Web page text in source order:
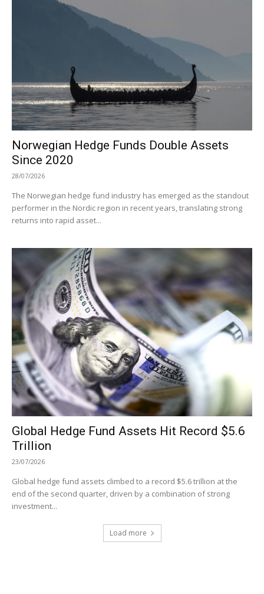
Norwegian Hedge Funds Double Assets
Since 2020
28/07/2026
The Norwegian hedge fund industry has emerged as the standout
performer in the Nordic region in recent years, translating strong
returns into rapid asset...
Global Hedge Fund Assets Hit Record $5.6
Trillion
23/07/2026
Global hedge fund assets climbed to a record $5.6 trillion at the
end of the second quarter, driven by a combination of strong
investment...
Load more